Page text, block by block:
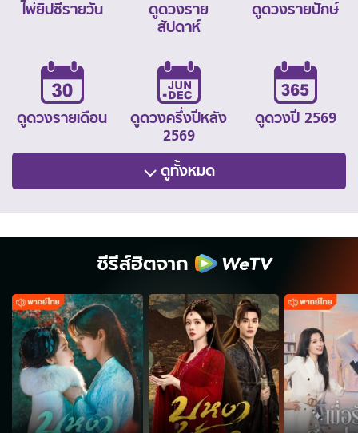
ไพ่ยิปซีรายวัน
ดูดวงราย
สัปดาห์
ดูดวงรายปักษ์
ดูดวงรายเดือน
ดูดวงครึ่งปีหลัง
2569
ดูดวงปี 2569
ดูทั้งหมด
ซีรีส์ฮิตจาก